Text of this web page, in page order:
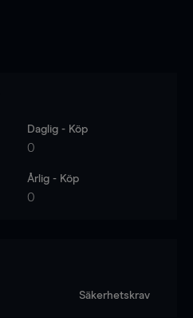
Daglig - Köp
0
Årlig - Köp
0
Säkerhetskrav